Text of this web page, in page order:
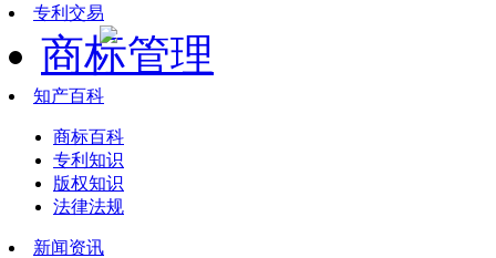
专利交易
商标管理
知产百科
商标百科
专利知识
版权知识
法律法规
新闻资讯